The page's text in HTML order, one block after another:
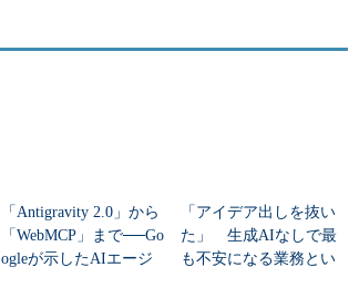
「Antigravity 2.0」から
「WebMCP」まで──Go
ogleが示したAIエージ
「アイデア出しを抜い
た」 生成AIなしで最
も不安になる業務とい